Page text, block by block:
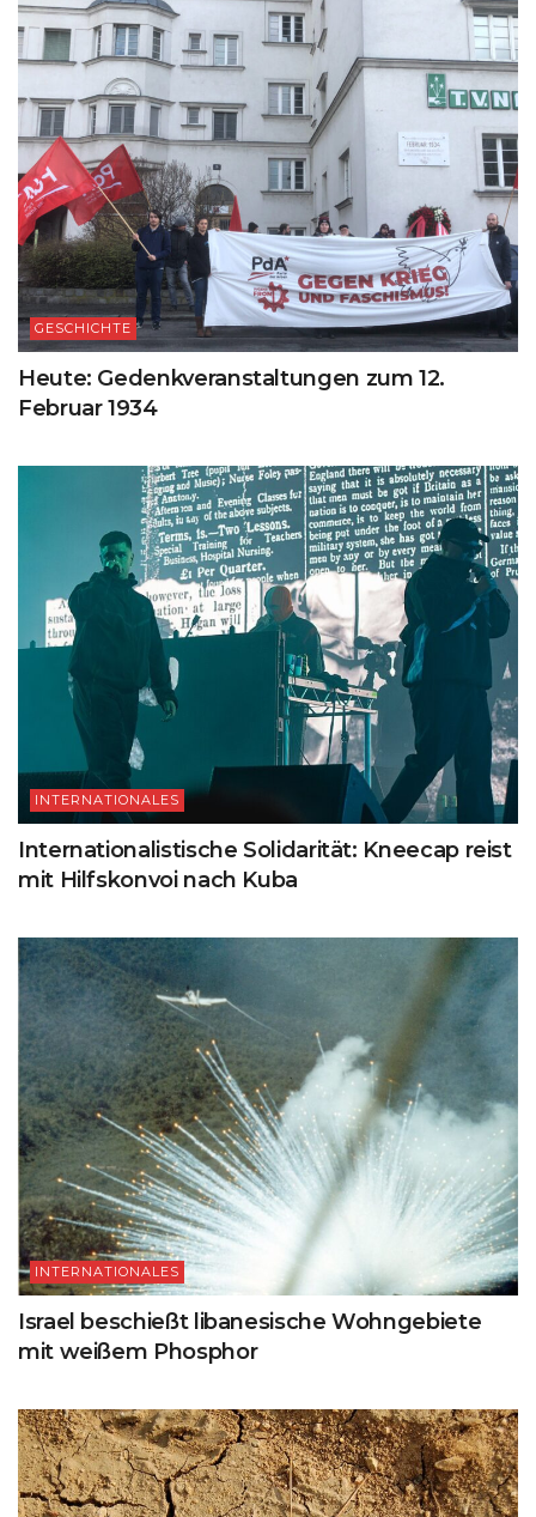
GESCHICHTE
Heute: Gedenkveranstaltungen zum 12.
Februar 1934
INTERNATIONALES
Internationalistische Solidarität: Kneecap reist
mit Hilfskonvoi nach Kuba
INTERNATIONALES
Israel beschießt libanesische Wohngebiete
mit weißem Phosphor